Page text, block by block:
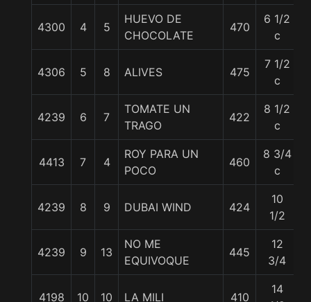
4300 4 5
HUEVO DE
CHOCOLATE
470
6 1/2
c
4306 5 8 ALIVES 475
7 1/2
c
4239 6 7
TOMATE UN
TRAGO
422
8 1/2
c
4413 7 4
ROY PARA UN
POCO
460
8 3/4
c
4239 8 9 DUBAI WIND 424
10
1/2
4239 9 13
NO ME
EQUIVOQUE
445
12
3/4
4198 10 10 LA MILI 410
14